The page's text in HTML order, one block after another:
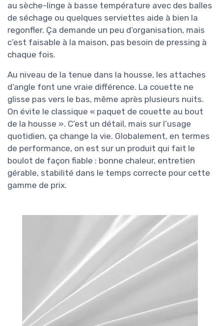
au sèche-linge à basse température avec des balles
de séchage ou quelques serviettes aide à bien la
regonfler. Ça demande un peu d’organisation, mais
c’est faisable à la maison, pas besoin de pressing à
chaque fois.
Au niveau de la tenue dans la housse, les attaches
d’angle font une vraie différence. La couette ne
glisse pas vers le bas, même après plusieurs nuits.
On évite le classique « paquet de couette au bout
de la housse ». C’est un détail, mais sur l’usage
quotidien, ça change la vie. Globalement, en termes
de performance, on est sur un produit qui fait le
boulot de façon fiable : bonne chaleur, entretien
gérable, stabilité dans le temps correcte pour cette
gamme de prix.